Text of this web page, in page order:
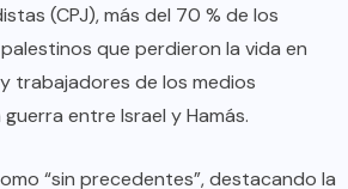
(CPJ), más del 70 % de los
que perdieron la vida en
trabajadores de los medios
entre Israel y Hamás.
“sin precedentes”, destacando la